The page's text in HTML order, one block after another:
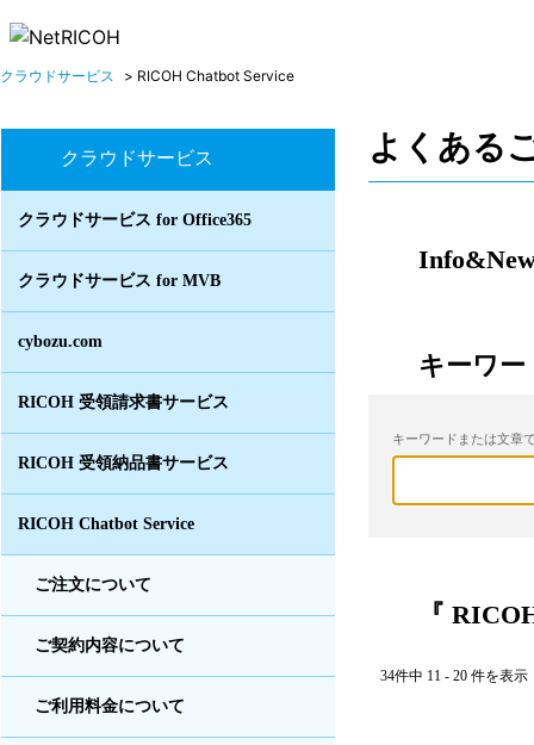
クラウドサービス > RICOH Chatbot Service
クラウドサービス
クラウドサービス for Office365
クラウドサービス for MVB
cybozu.com
RICOH 受領請求書サービス
RICOH 受領納品書サービス
RICOH Chatbot Service
ご注文について
ご契約内容について
ご利用料金について
よくある
キーワー
キーワードまたは文章
『
34件中 11 - 20 件を表示